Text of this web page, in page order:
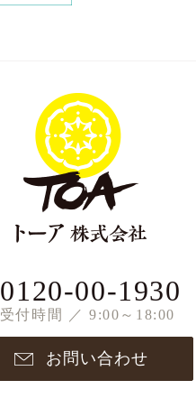
0120-00-1930
受付時間 ／ 9:00～18:00
お問い合わせ